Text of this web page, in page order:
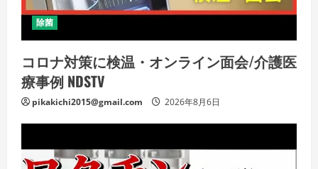
除菌
コロナ対策に検温・オンライン面会/介護医
療事例 NDSTV
pikakichi2015@gmail.com 2026年8月6日